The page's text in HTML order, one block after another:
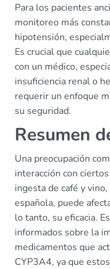
Para los pacientes
monitoreo más
hipotensión,
Es crucial que
con un médico,
insuficiencia renal o
requerir un enfoque
su seguridad.
Resumen
Una preocupación
interacción con
ingesta de café y
española, puede
lo tanto, su eficacia.
informados sobre la
medicamentos que
CYP3A4, ya que